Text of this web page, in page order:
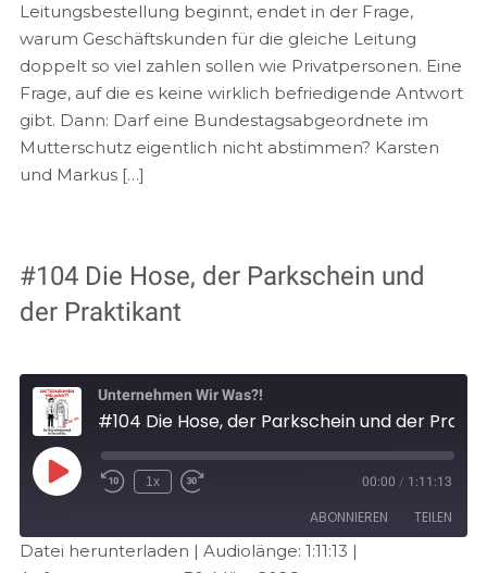
Leitungsbestellung beginnt, endet in der Frage,
warum Geschäftskunden für die gleiche Leitung
doppelt so viel zahlen sollen wie Privatpersonen. Eine
Frage, auf die es keine wirklich befriedigende Antwort
gibt. Dann: Darf eine Bundestagsabgeordnete im
Mutterschutz eigentlich nicht abstimmen? Karsten
und Markus […]
#104 Die Hose, der Parkschein und
der Praktikant
Unternehmen Wir Was?!
1x 00:00 / 1:11:13
ABONNIEREN TEILEN
Datei herunterladen | Audiolänge: 1:11:13 |